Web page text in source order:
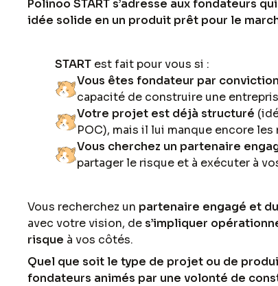
Polinoo START s’adresse aux fondateurs
idée solide en un produit prêt pour le
START est fait pour vous si :
Vous êtes fondateur par conviction
capacité de construire une
Votre projet est déjà structuré
POC), mais il lui manque encore
Vous cherchez un partenaire
partager le risque et à exécuter à
Vous recherchez un partenaire engagé et
avec votre vision, de s’impliquer
risque à vos côtés.
Quel que soit le type de projet ou de
fondateurs animés par une volonté de